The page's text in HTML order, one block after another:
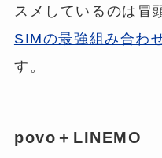
スメしているのは冒
SIMの最強組み合わ
す。
povo＋LINEMO